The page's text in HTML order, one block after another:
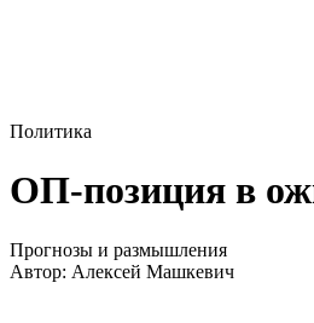
Политика
ОП-позиция в
Прогнозы и размышления
Автор: Алексей Машкевич